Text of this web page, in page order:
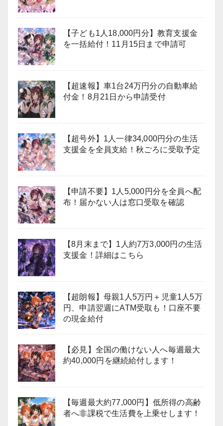
【子ども1人18,000円分】教育支援金
を一括給付！11月15日まで申請可
【超速報】車1台24万円分の自動車給
付金！8月21日から申請受付
【超号外】1人一律34,000円分の生活
支援金を全員支給！秋ごろに受取予定
【申請不要】1人5,000円分を全員へ配
布！届かない人は窓口受取を確認
【8月末まで】1人約7万3,000円の生活
支援金！詳細はこちら
【超朗報】母親1人5万円＋児童1人5万
円、申請翌週にATM受取も！口座不要
の現金給付
【必見】全国の働けない人へ毎週最大
約40,000円を継続給付します！
【毎週最大約77,000円】低所得の高齢
者へ非課税で生活費を上乗せします！